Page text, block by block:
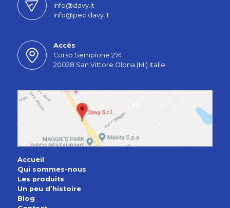
info@davy.it
info@pec.davy.it
Accès
Corso Sempione 274
20028 San Vittore Olona (MI) Italie
Accueil
Qui sommes-nous
Les produits
Un peu d’histoire
Blog